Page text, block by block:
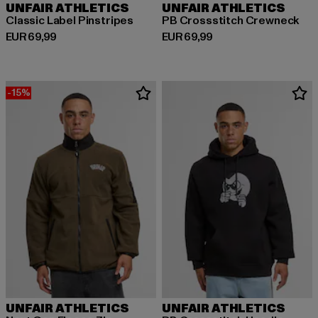
UNFAIR ATHLETICS
Classic Label Pinstripes
EUR 69,99
Huidige prijs: EUR 69,99
UNFAIR ATHLETICS
PB Crossstitch Crewneck
EUR 69,99
Huidige prijs: EUR 69,99
-15%
UNFAIR ATHLETICS UNFAIR ATHLETICS